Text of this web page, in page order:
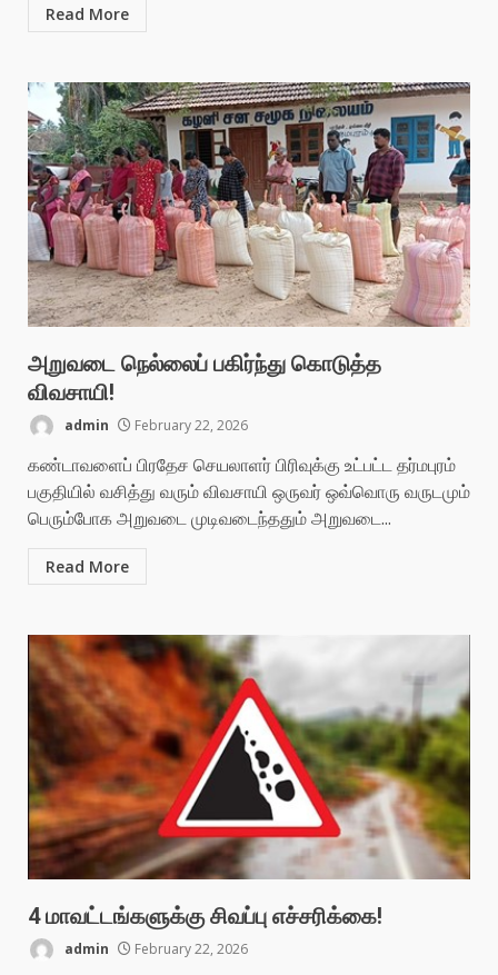
Read More
அறுவடை நெல்லைப் பகிர்ந்து கொடுத்த
விவசாயி!
admin February 22, 2026
கண்டாவளைப் பிரதேச செயலாளர் பிரிவுக்கு உட்பட்ட தர்மபுரம்
பகுதியில் வசித்து வரும் விவசாயி ஒருவர் ஒவ்வொரு வருடமும்
பெரும்போக அறுவடை முடிவடைந்ததும் அறுவடை...
Read More
4 மாவட்டங்களுக்கு சிவப்பு எச்சரிக்கை!
admin February 22, 2026